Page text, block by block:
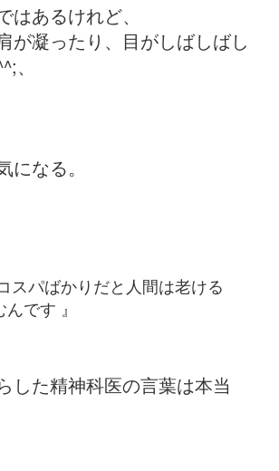
あるけれど、
が凝ったり、目がしばしばし
、
になる。
スパばかりだと人間は老ける
です 』
した精神科医の言葉は本当